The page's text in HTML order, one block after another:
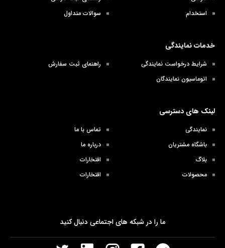
استخدام
سوالات متداول
خدمات نمایندگی
شرایط درخواست نمایندگی
اتوماسیون نمایندگان
راهنمای ثبت سفارش
لینک های دسترسی
نمایندگی
باشگاه مشتریان
بلاگ
محصولات
تماس با ما
درباره ما
افتخارات
افتخارات
ما را در شبکه های اجتماعی دنبال کنید